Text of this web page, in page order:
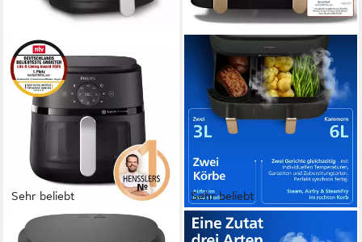
Sehr beliebt
PHILIPS
Sehr beliebt
PHILIPS